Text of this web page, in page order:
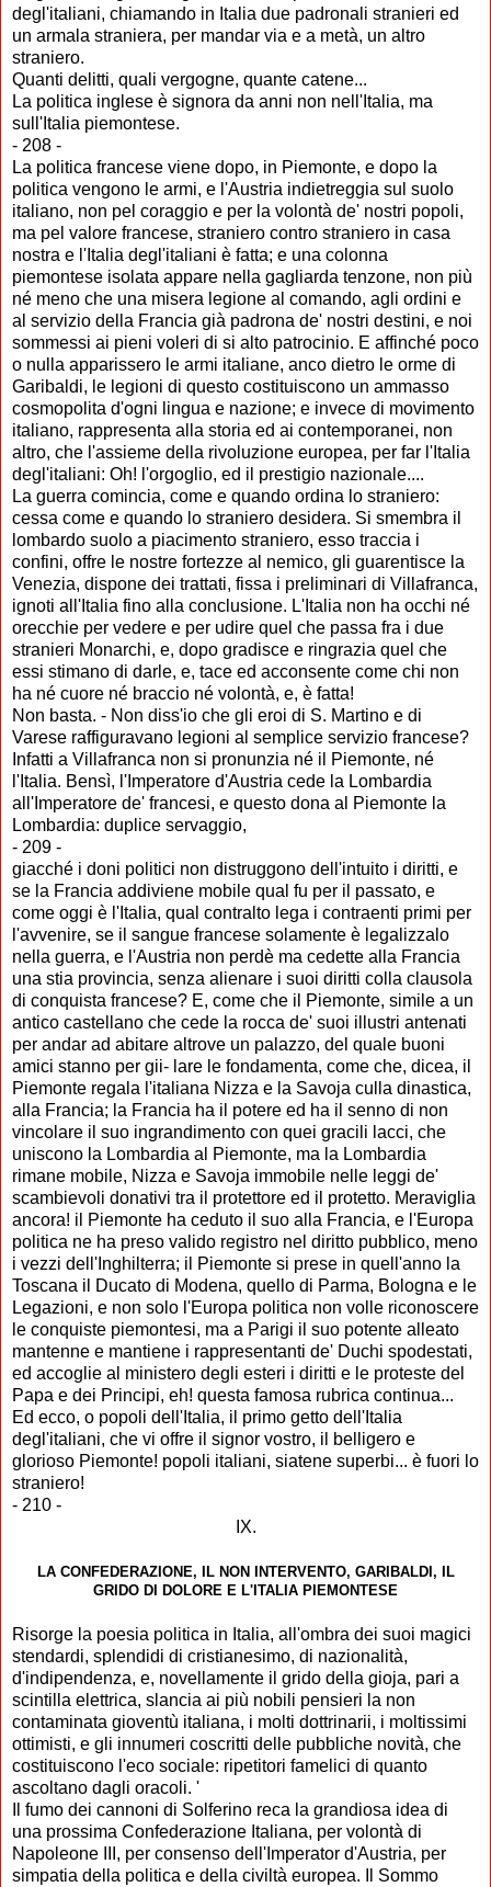
degl'italiani, chiamando in Italia due padronali stranieri ed
un armala straniera, per mandar via e a metà, un altro
straniero.
Quanti delitti, quali vergogne, quante catene...
La politica inglese è signora da anni non nell'Italia, ma
sull'Italia piemontese.
- 208 -
La politica francese viene dopo, in Piemonte, e dopo la
politica vengono le armi, e l'Austria indietreggia sul suolo
italiano, non pel coraggio e per la volontà de' nostri popoli,
ma pel valore francese, straniero contro straniero in casa
nostra e l'Italia degl'italiani è fatta; e una colonna
piemontese isolata appare nella gagliarda tenzone, non più
né meno che una misera legione al comando, agli ordini e
al servizio della Francia già padrona de' nostri destini, e noi
sommessi ai pieni voleri di si alto patrocinio. E affinché poco
o nulla apparissero le armi italiane, anco dietro le orme di
Garibaldi, le legioni di questo costituiscono un ammasso
cosmopolita d'ogni lingua e nazione; e invece di movimento
italiano, rappresenta alla storia ed ai contemporanei, non
altro, che l'assieme della rivoluzione europea, per far l'Italia
degl'italiani: Oh! l'orgoglio, ed il prestigio nazionale....
La guerra comincia, come e quando ordina lo straniero:
cessa come e quando lo straniero desidera. Si smembra il
lombardo suolo a piacimento straniero, esso traccia i
confini, offre le nostre fortezze al nemico, gli guarentisce la
Venezia, dispone dei trattati, fissa i preliminari di Villafranca,
ignoti all'Italia fino alla conclusione. L'Italia non ha occhi né
orecchie per vedere e per udire quel che passa fra i due
stranieri Monarchi, e, dopo gradisce e ringrazia quel che
essi stimano di darle, e, tace ed acconsente come chi non
ha né cuore né braccio né volontà, e, è fatta!
Non basta. - Non diss'io che gli eroi di S. Martino e di
Varese raffiguravano legioni al semplice servizio francese?
Infatti a Villafranca non si pronunzia né il Piemonte, né
l'Italia. Bensì, l'Imperatore d'Austria cede la Lombardia
all'Imperatore de' francesi, e questo dona al Piemonte la
Lombardia: duplice servaggio,
- 209 -
giacché i doni politici non distruggono dell'intuito i diritti, e
se la Francia addiviene mobile qual fu per il passato, e
come oggi è l'Italia, qual contralto lega i contraenti primi per
l'avvenire, se il sangue francese solamente è legalizzalo
nella guerra, e l'Austria non perdè ma cedette alla Francia
una stia provincia, senza alienare i suoi diritti colla clausola
di conquista francese? E, come che il Piemonte, simile a un
antico castellano che cede la rocca de' suoi illustri antenati
per andar ad abitare altrove un palazzo, del quale buoni
amici stanno per gii- lare le fondamenta, come che, dicea, il
Piemonte regala l'italiana Nizza e la Savoja culla dinastica,
alla Francia; la Francia ha il potere ed ha il senno di non
vincolare il suo ingrandimento con quei gracili lacci, che
uniscono la Lombardia al Piemonte, ma la Lombardia
rimane mobile, Nizza e Savoja immobile nelle leggi de'
scambievoli donativi tra il protettore ed il protetto. Meraviglia
ancora! il Piemonte ha ceduto il suo alla Francia, e l'Europa
politica ne ha preso valido registro nel diritto pubblico, meno
i vezzi dell'Inghilterra; il Piemonte si prese in quell'anno la
Toscana il Ducato di Modena, quello di Parma, Bologna e le
Legazioni, e non solo l'Europa politica non volle riconoscere
le conquiste piemontesi, ma a Parigi il suo potente alleato
mantenne e mantiene i rappresentanti de' Duchi spodestati,
ed accoglie al ministero degli esteri i diritti e le proteste del
Papa e dei Principi, eh! questa famosa rubrica continua...
Ed ecco, o popoli dell'Italia, il primo getto dell'Italia
degl'italiani, che vi offre il signor vostro, il belligero e
glorioso Piemonte! popoli italiani, siatene superbi... è fuori lo
straniero!
- 210 -
IX.
LA CONFEDERAZIONE, IL NON INTERVENTO, GARIBALDI, IL
GRIDO DI DOLORE E L'ITALIA PIEMONTESE
Risorge la poesia politica in Italia, all'ombra dei suoi magici
stendardi, splendidi di cristianesimo, di nazionalità,
d'indipendenza, e, novellamente il grido della gioja, pari a
scintilla elettrica, slancia ai più nobili pensieri la non
contaminata gioventù italiana, i molti dottrinarii, i moltissimi
ottimisti, e gli innumeri coscritti delle pubbliche novità, che
costituiscono l'eco sociale: ripetitori famelici di quanto
ascoltano dagli oracoli. '
Il fumo dei cannoni di Solferino reca la grandiosa idea di
una prossima Confederazione Italiana, per volontà di
Napoleone III, per consenso dell'Imperator d'Austria, per
simpatia della politica e della civiltà europea. Il Sommo